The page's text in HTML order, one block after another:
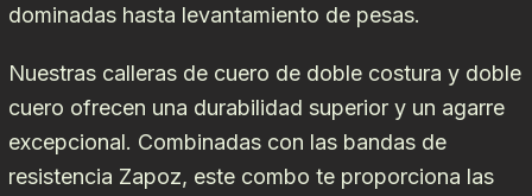
dominadas hasta levantamiento de pesas.
Nuestras calleras de cuero de doble costura y doble
cuero ofrecen una durabilidad superior y un agarre
excepcional. Combinadas con las bandas de
resistencia Zapoz, este combo te proporciona las